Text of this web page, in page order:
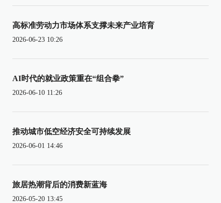
高标准劳动力市场体系支撑未来产业培育
2026-06-23 10:26
AI时代的就业政策重在“组合拳”
2026-06-10 11:26
推动城市低空经济安全可持续发展
2026-06-01 14:46
旅居热潮背后的消费新蓝海
2026-05-20 13:45